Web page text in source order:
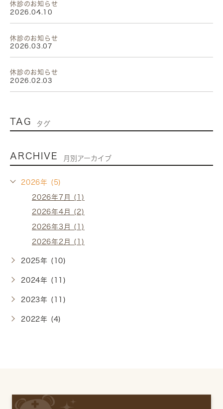
休診のお知らせ
2026.04.10
休診のお知らせ
2026.03.07
休診のお知らせ
2026.02.03
TAG タグ
ARCHIVE 月別アーカイブ
2026年 (5)
2026年7月 (1)
2026年4月 (2)
2026年3月 (1)
2026年2月 (1)
2025年 (10)
2024年 (11)
2023年 (11)
2022年 (4)